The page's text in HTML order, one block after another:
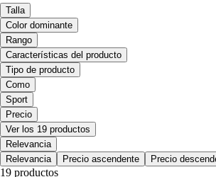
Talla
Color dominante
Rango
Características del producto
Tipo de producto
Como
Sport
Precio
Ver los 19 productos
Relevancia
Relevancia
Precio ascendente Precio
19 productos